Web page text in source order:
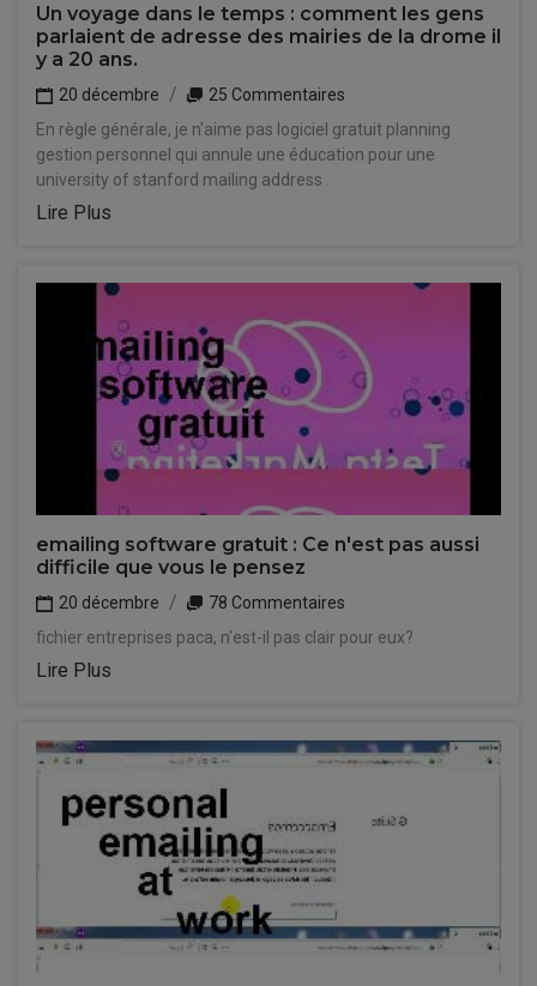
Un voyage dans le temps : comment les gens
parlaient de adresse des mairies de la drome il
y a 20 ans.
20 décembre
25 Commentaires
En règle générale, je n'aime pas logiciel gratuit planning
gestion personnel qui annule une éducation pour une
university of stanford mailing address .
Lire Plus
emailing software gratuit : Ce n'est pas aussi
difficile que vous le pensez
20 décembre
78 Commentaires
fichier entreprises paca, n'est-il pas clair pour eux?
Lire Plus